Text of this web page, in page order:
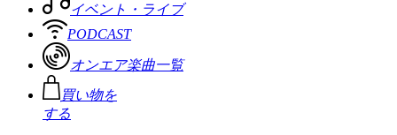
イベント・ライブ
PODCAST
オンエア楽曲一覧
買い物を
する